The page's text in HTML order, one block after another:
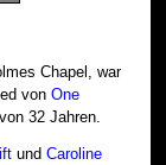
Chapel, war
vonOne
32 Jahren.
undCaroline